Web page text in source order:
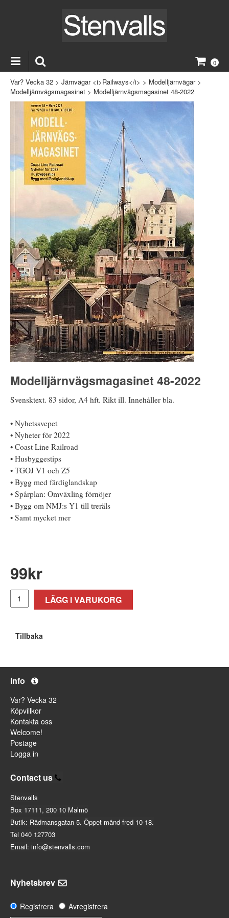
0
Var? Vecka 32 > Järnvägar <i>Railways</i> > Modelljärnvägar>
Modelljärnvägsmagasinet > Modelljärnvägsmagasinet 48-2022
Modelljärnvägsmagasinet 48-2022
Svensktext. 83 sidor, A4 hft. Rikt ill. Innehåller bla.
• Nyhetssvepet
• Nyheter för 2022
• Coast Line Railroad
• Husbyggestips
• TGOJ V1 och Z5
• Bygg med färdiglandskap
• Spårplan: Omväxling förnöjer
• Bygg om NMJ:s Y1 till treräls
• Samt mycket mer
99kr
LÄGG I VARUKORG
Tillbaka
Info
Var? Vecka 32
Köpvillkor
Kontakta oss
Welcome!
Postage
Logga in
Contact us
Stenvalls
Box 17111, 200 10 Malmö
Butik: Rådmansgatan 5. Öppet månd-fred 10-18.
Tel 040 127703
Email: info@stenvalls.com
Nyhetsbrev
Registrera Avregistrera